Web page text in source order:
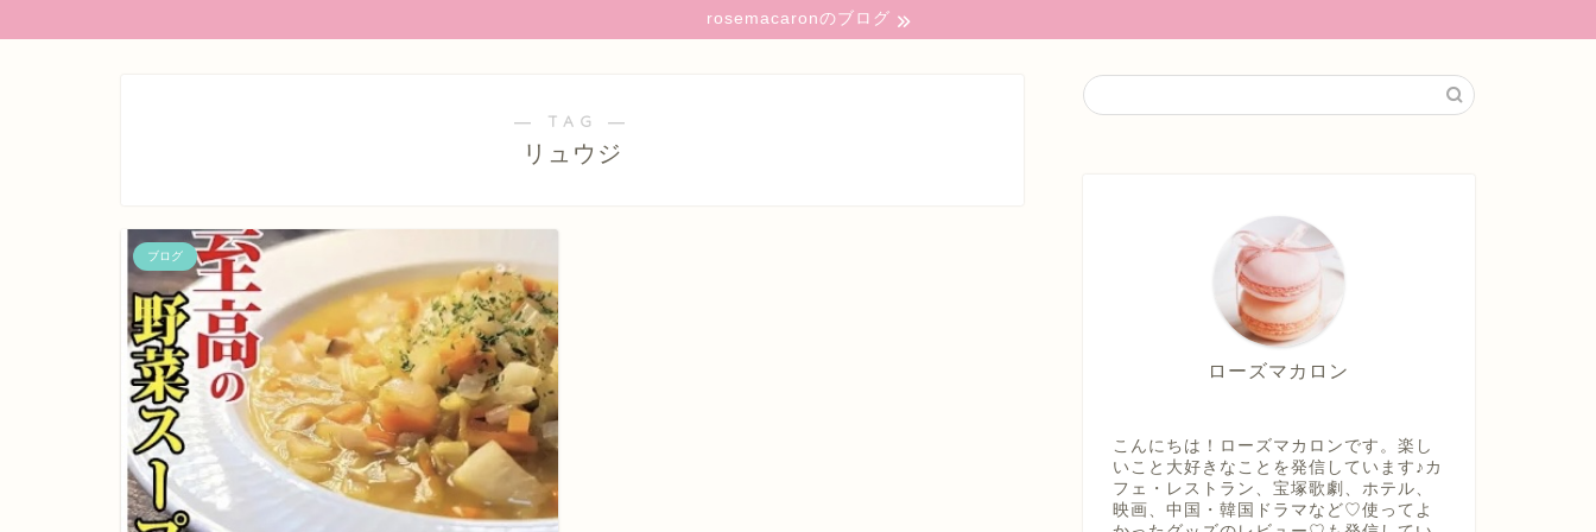
rosemacaronのブログ
― TAG ―
リュウジ
ブログ
ローズマカロン
こんにちは！ローズマカロンです。楽し
いこと大好きなことを発信しています♪カ
フェ・レストラン、宝塚歌劇、ホテル、
映画、中国・韓国ドラマなど♡使ってよ